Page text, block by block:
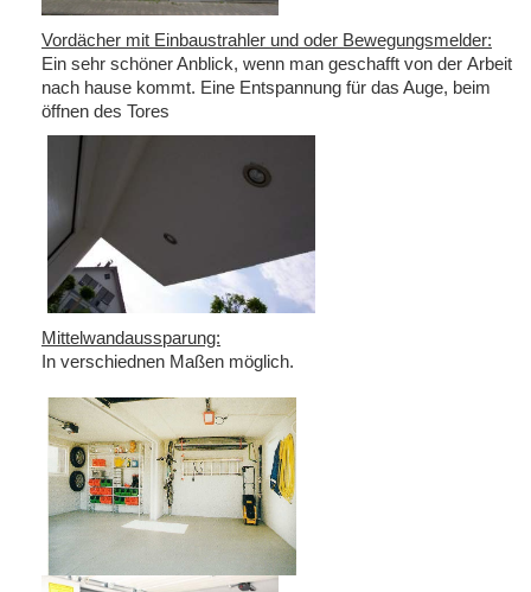
Vordächer mit Einbaustrahler und oder Bewegungsmelder:
Ein sehr schöner Anblick, wenn man geschafft von der Arbeit
nach hause kommt. Eine Entspannung für das Auge, beim
öffnen des Tores
Mittelwandaussparung:
In verschiednen Maßen möglich.